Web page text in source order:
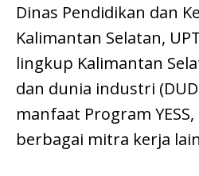
Dinas Pendidikan dan
Kalimantan Selatan,
lingkup Kalimantan
dan dunia industri
manfaat Program
berbagai mitra kerja